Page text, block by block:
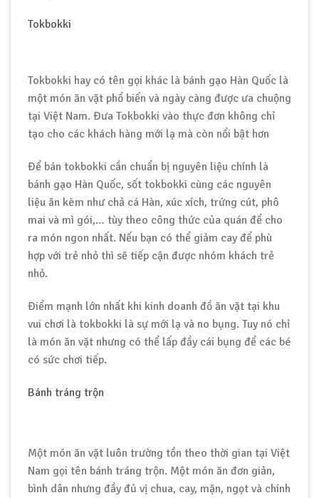
Tokbokki
Tokbokki hay có tên gọi khác là bánh gạo Hàn Quốc là
một món ăn vặt phổ biến và ngày càng được ưa chuộng
tại Việt Nam. Đưa Tokbokki vào thực đơn không chỉ
tạo cho các khách hàng mới lạ mà còn nổi bật hơn
Để bán tokbokki cần chuẩn bị nguyên liệu chính là
bánh gạo Hàn Quốc, sốt tokbokki cùng các nguyên
liệu ăn kèm như chả cá Hàn, xúc xích, trứng cút, phô
mai và mì gói,… tùy theo công thức của quán để cho
ra món ngon nhất. Nếu bạn có thể giảm cay để phù
hợp với trẻ nhỏ thì sẽ tiếp cận được nhóm khách trẻ
nhỏ.
Điểm mạnh lớn nhất khi kinh doanh đồ ăn vặt tại khu
vui chơi là tokbokki là sự mới lạ và no bụng. Tuy nó chỉ
là món ăn vặt nhưng có thể lấp đầy cái bụng để các bé
có sức chơi tiếp.
Bánh tráng trộn
Một món ăn vặt luôn trường tồn theo thời gian tại Việt
Nam gọi tên bánh tráng trộn. Một món ăn đơn giản,
bình dân nhưng đầy đủ vị chua, cay, mặn, ngọt và chính